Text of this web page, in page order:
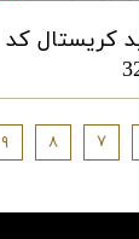
کریستال کد
۷ ۸ ۹